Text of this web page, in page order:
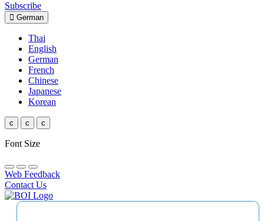
Subscribe
German
Thai
English
German
French
Chinese
Japanese
Korean
c c c
Font Size
Web Feedback
Contact Us